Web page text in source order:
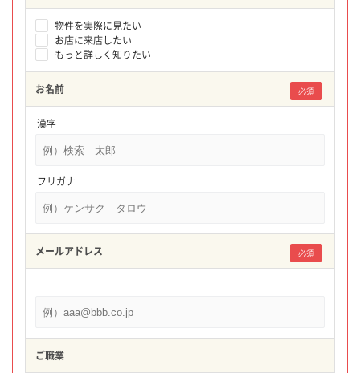
物件を実際に見たい
お店に来店したい
もっと詳しく知りたい
お名前 必須
漢字
フリガナ
メールアドレス 必須
ご職業